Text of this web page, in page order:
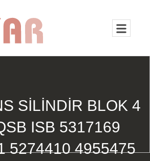
SİLİNDİR BLOK 4
ISB 5317169
5274410 4955475